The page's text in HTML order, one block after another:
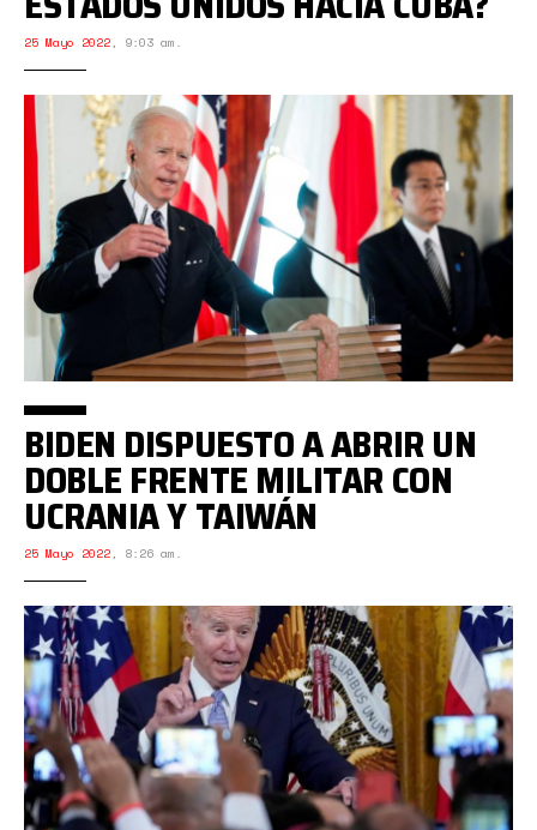
25 Mayo 2022, 9:03 am.
BIDEN DISPUESTO A ABRIR UN
DOBLE FRENTE MILITAR CON
UCRANIA Y TAIWÁN
25 Mayo 2022, 8:26 am.